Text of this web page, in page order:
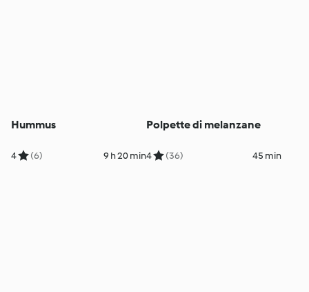
Hummus
4 (6) 9 h 20 min
Polpette di melanzane
4 (36) 45 min